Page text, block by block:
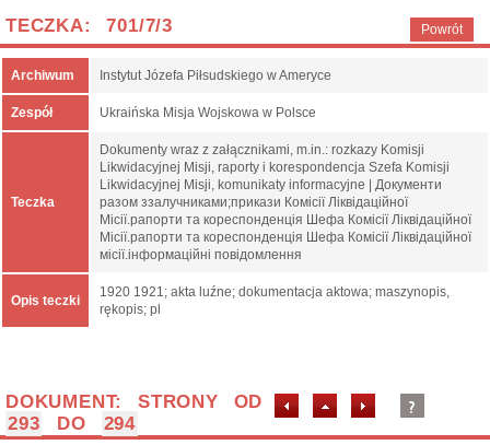
Powrót
TECZKA: 701/7/3
Archiwum Instytut Józefa Piłsudskiego w Ameryce
Zespół Ukraińska Misja Wojskowa w Polsce
Teczka
Dokumenty wraz z załącznikami, m.in.: rozkazy Komisji
Likwidacyjnej Misji, raporty i korespondencja Szefa Komisji
Likwidacyjnej Misji, komunikaty informacyjne | Документи
разом ззалучниками;прикази Комісії Ліквідаційної
Місії.рапорти та кореспонденція Шефа Комісії Ліквідаційної
Місії.рапорти та кореспонденція Шефа Комісії Ліквідаційної
місії.інформаційні повідомлення
Opis teczki
1920 1921; akta luźne; dokumentacja aktowa; maszynopis,
rękopis; pl
DOKUMENT: STRONY OD
293
DO 294